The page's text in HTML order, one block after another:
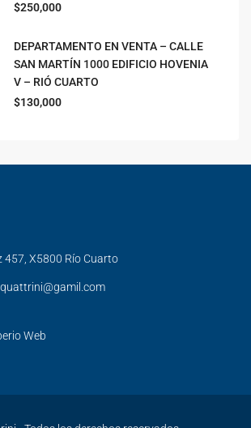
$250,000
DEPARTAMENTO EN VENTA – CALLE
SAN MARTÍN 1000 EDIFICIO HOVENIA
V – RIÓ CUARTO
$130,000
457, X5800 Río Cuarto
Web